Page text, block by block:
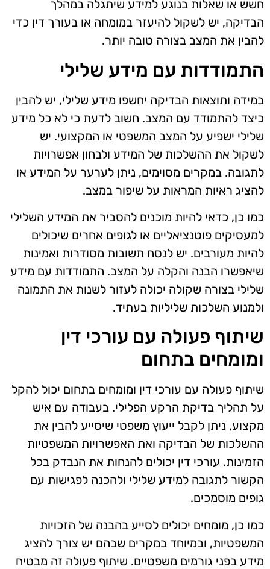
חשש או שאלות בנוגע למידע שיתגלה במהלך
הבדיקה, יש לשקול להיעזר במומחה או בעורך דין כדי
להבין את המצב בצורה טובה יותר.
התמודדות עם מידע שלילי
במידה ותוצאות הבדיקה יחשפו מידע שלילי, יש להבין
כיצד להתמודד עם המצב. חשוב לדעת כי לא כל מידע
שלילי ישפיע על המצב המשפטי או המקצועי. יש
לשקול את ההשלכות של המידע ולבחון אפשרויות
לתגובה. במקרים מסוימים, ניתן לערער על המידע או
להציג ראיות המראות על שיפור במצב.
כמו כן, כדאי להיות מוכנים להסביר את המידע השלילי
למעסיקים פוטנציאליים או לגופים אחרים שיכולים
להיות מעורבים. יש לנסח תשובות מסודרות ואמינות
שיאפשרו הבנה והקלה על המצב. התמודדות עם מידע
שלילי בצורה שקולה יכולה לעזור לשנות את התמונה
ולמנוע השלכות שליליות בעתיד.
שיתוף פעולה עם עורכי דין
ומומחים בתחום
שיתוף פעולה עם עורכי דין ומומחים בתחום יכול להקל
על תהליך בדיקת הרקע הפלילי. בעבודה עם איש
מקצוע, ניתן לקבל ייעוץ משפטי שיסייע להבין את
ההשלכות של הבדיקה ואת האפשרויות המשפטיות
הזמינות. עורכי דין יכולים להנחות את הנבדק בכל
הקשור לתגובה למידע שלילי ולהכנה לפגישות עם
גופים מוסמכים.
כמו כן, מומחים יכולים לסייע בהבנה של הזכויות
המשפטיות, ובמיוחד במקרים שבהם יש צורך להציג
מידע בפני גורמים משפטיים. שיתוף פעולה זה מבטיח